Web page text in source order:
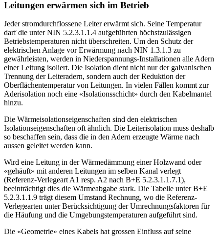
Leitungen erwärmen sich im Betrieb
Jeder stromdurchflossene Leiter erwärmt sich. Seine Temperatur
darf die unter NIN 5.2.3.1.1.4 aufgeführten höchstzulässigen
Betriebstemperaturen nicht überschreiten. Um den Schutz der
elektrischen Anlage vor Erwärmung nach NIN 1.3.1.3 zu
gewährleisten, werden in Niederspannungs-Installationen alle Adern
einer Leitung isoliert. Die Isolation dient nicht nur der galvanischen
Trennung der Leiteradern, sondern auch der Reduktion der
Oberflächentemperatur von Leitungen. In vielen Fällen kommt zur
Aderisolation noch eine «Isolationsschicht» durch den Kabelmantel
hinzu.
Die Wärmeisolationseigenschaften sind den elektrischen
Isolationseigenschaften oft ähnlich. Die Leiterisolation muss deshalb
so beschaffen sein, dass die in den Adern erzeugte Wärme nach
aussen geleitet werden kann.
Wird eine Leitung in der Wärmedämmung einer Holzwand oder
«gehäuft» mit anderen Leitungen im selben Kanal verlegt
(Referenz-Verlegeart A1 resp. A2 nach B+E 5.2.3.1.1.7.1),
beeinträchtigt dies die Wärmeabgabe stark. Die Tabelle unter B+E
5.2.3.1.1.9 trägt diesem Umstand Rechnung, wo die Referenz-
Verlegearten unter Berücksichtigung der Umrechnungsfaktoren für
die Häufung und die Umgebungstemperaturen aufgeführt sind.
Die «Geometrie» eines Kabels hat grossen Einfluss auf seine